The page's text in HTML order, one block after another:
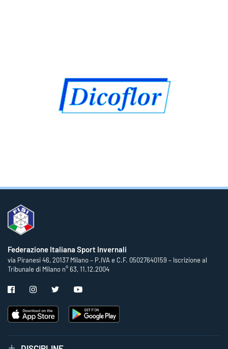
Federazione Italiana Sport Invernali
via Piranesi 46, 20137 Milano – P.IVA e C.F. 05027640159 – Iscrizione al
Tribunale di Milano n° 63, 11.12.2004